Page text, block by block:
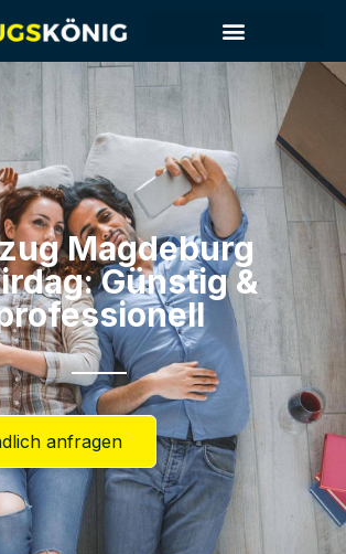
Magdeburg​
Günstig &
anfragen